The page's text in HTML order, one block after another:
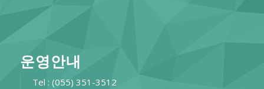
운영안내
Tel : (055) 351-3512